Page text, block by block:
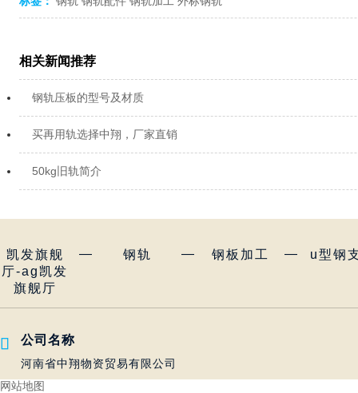
相关新闻推荐
钢轨压板的型号及材质
买再用轨选择中翔，厂家直销
50kg旧轨简介
凯发旗舰
厅-ag凯发
旗舰厅
— 钢轨 — 钢板加工 — u型钢
 公司名称
河南省中翔物资贸易有限公司
网站地图